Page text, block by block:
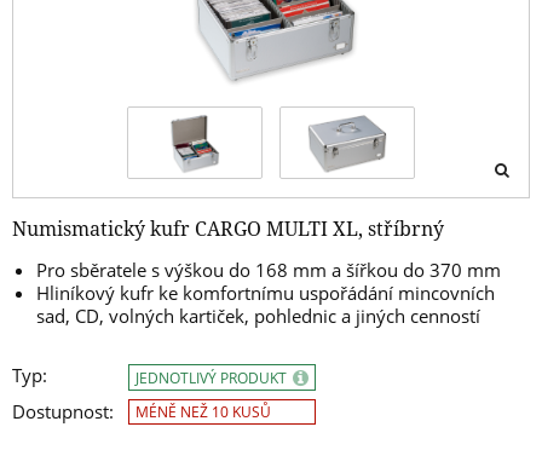
Numismatický kufr CARGO MULTI XL, stříbrný
Pro sběratele s výškou do 168 mm a šířkou do 370 mm
Hliníkový kufr ke komfortnímu uspořádání mincovních
sad, CD, volných kartiček, pohlednic a jiných cenností
Typ:
Dostupnost:
JEDNOTLIVÝ PRODUKT
MÉNĚ NEŽ 10 KUSŮ